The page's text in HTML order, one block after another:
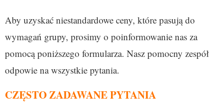
Aby uzyskać niestandardowe ceny, które pasują do
wymagań grupy, prosimy o poinformowanie nas za
pomocą poniższego formularza. Nasz pomocny zespół
odpowie na wszystkie pytania.
CZĘSTO ZADAWANE PYTANIA